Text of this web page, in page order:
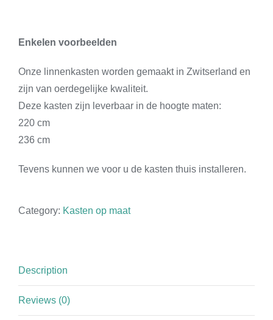
Enkelen voorbeelden
Onze linnenkasten worden gemaakt in Zwitserland en
zijn van oerdegelijke kwaliteit.
Deze kasten zijn leverbaar in de hoogte maten:
220 cm
236 cm
Tevens kunnen we voor u de kasten thuis installeren.
Category: Kasten op maat
Description
Reviews (0)